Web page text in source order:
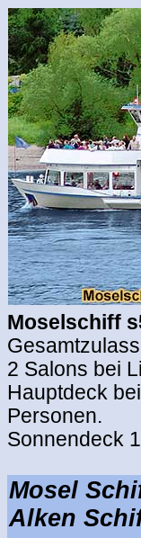
Moselschiff
2 Salons bei
Hauptdeck
Personen.
Sonnendeck
Mosel
Alken